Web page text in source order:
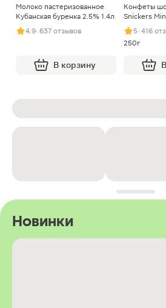
Молоко пастеризованное
Кубанская буренка 2.5% 1.4л
4.9· 637 отзывов
В корзину
Конфеты
Snickers
арахисом и
5· 416
250г
Новинки